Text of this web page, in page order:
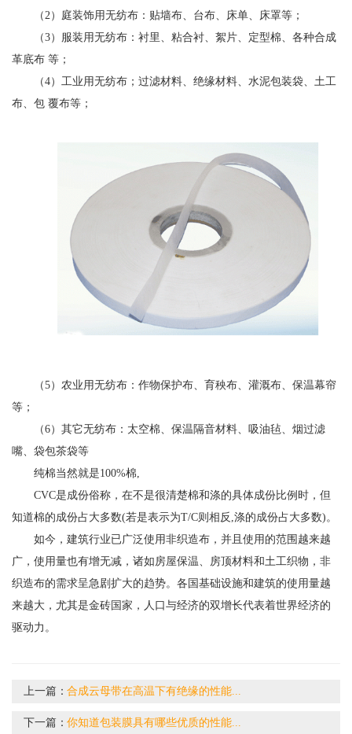
（2）庭装饰用无纺布：贴墙布、台布、床单、床罩等；
（3）服装用无纺布：衬里、粘合衬、絮片、定型棉、各种合成
革底布 等；
（4）工业用无纺布；过滤材料、绝缘材料、水泥包装袋、土工
布、包 覆布等；
（5）农业用无纺布：作物保护布、育秧布、灌溉布、保温幕帘
等；
（6）其它无纺布：太空棉、保温隔音材料、吸油毡、烟过滤
嘴、袋包茶袋等
纯棉当然就是100%棉,
CVC是成份俗称，在不是很清楚棉和涤的具体成份比例时，但
知道棉的成份占大多数(若是表示为T/C则相反,涤的成份占大多数)。
如今，建筑行业已广泛使用非织造布，并且使用的范围越来越
广，使用量也有增无减，诸如房屋保温、房顶材料和土工织物，非
织造布的需求呈急剧扩大的趋势。各国基础设施和建筑的使用量越
来越大，尤其是金砖国家，人口与经济的双增长代表着世界经济的
驱动力。
上一篇：合成云母带在高温下有绝缘的性能...
下一篇：你知道包装膜具有哪些优质的性能...